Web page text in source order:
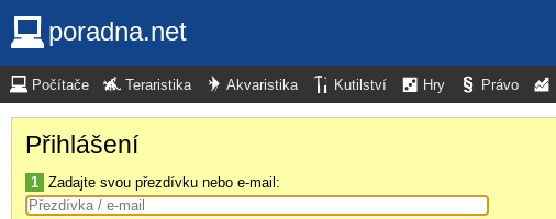
poradna.net
Počítače Teraristika Akvaristika Kutilství Hry Právo
Přihlášení
1 Zadajte svou přezdívku nebo e-mail: